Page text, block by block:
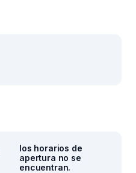
los horarios de
apertura no se
encuentran.